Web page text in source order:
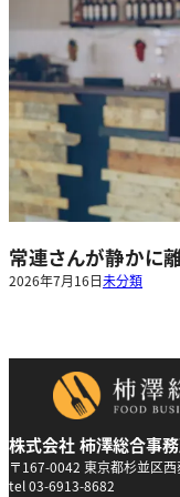
常連さんが静かに
2026年7月16日未分類
株式会社 柿澤総合事
〒167-0042 東京都杉並区
tel 03-6913-8682